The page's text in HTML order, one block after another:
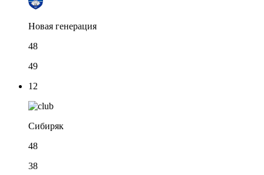
Новая генерация
48
49
12
Сибиряк
48
38